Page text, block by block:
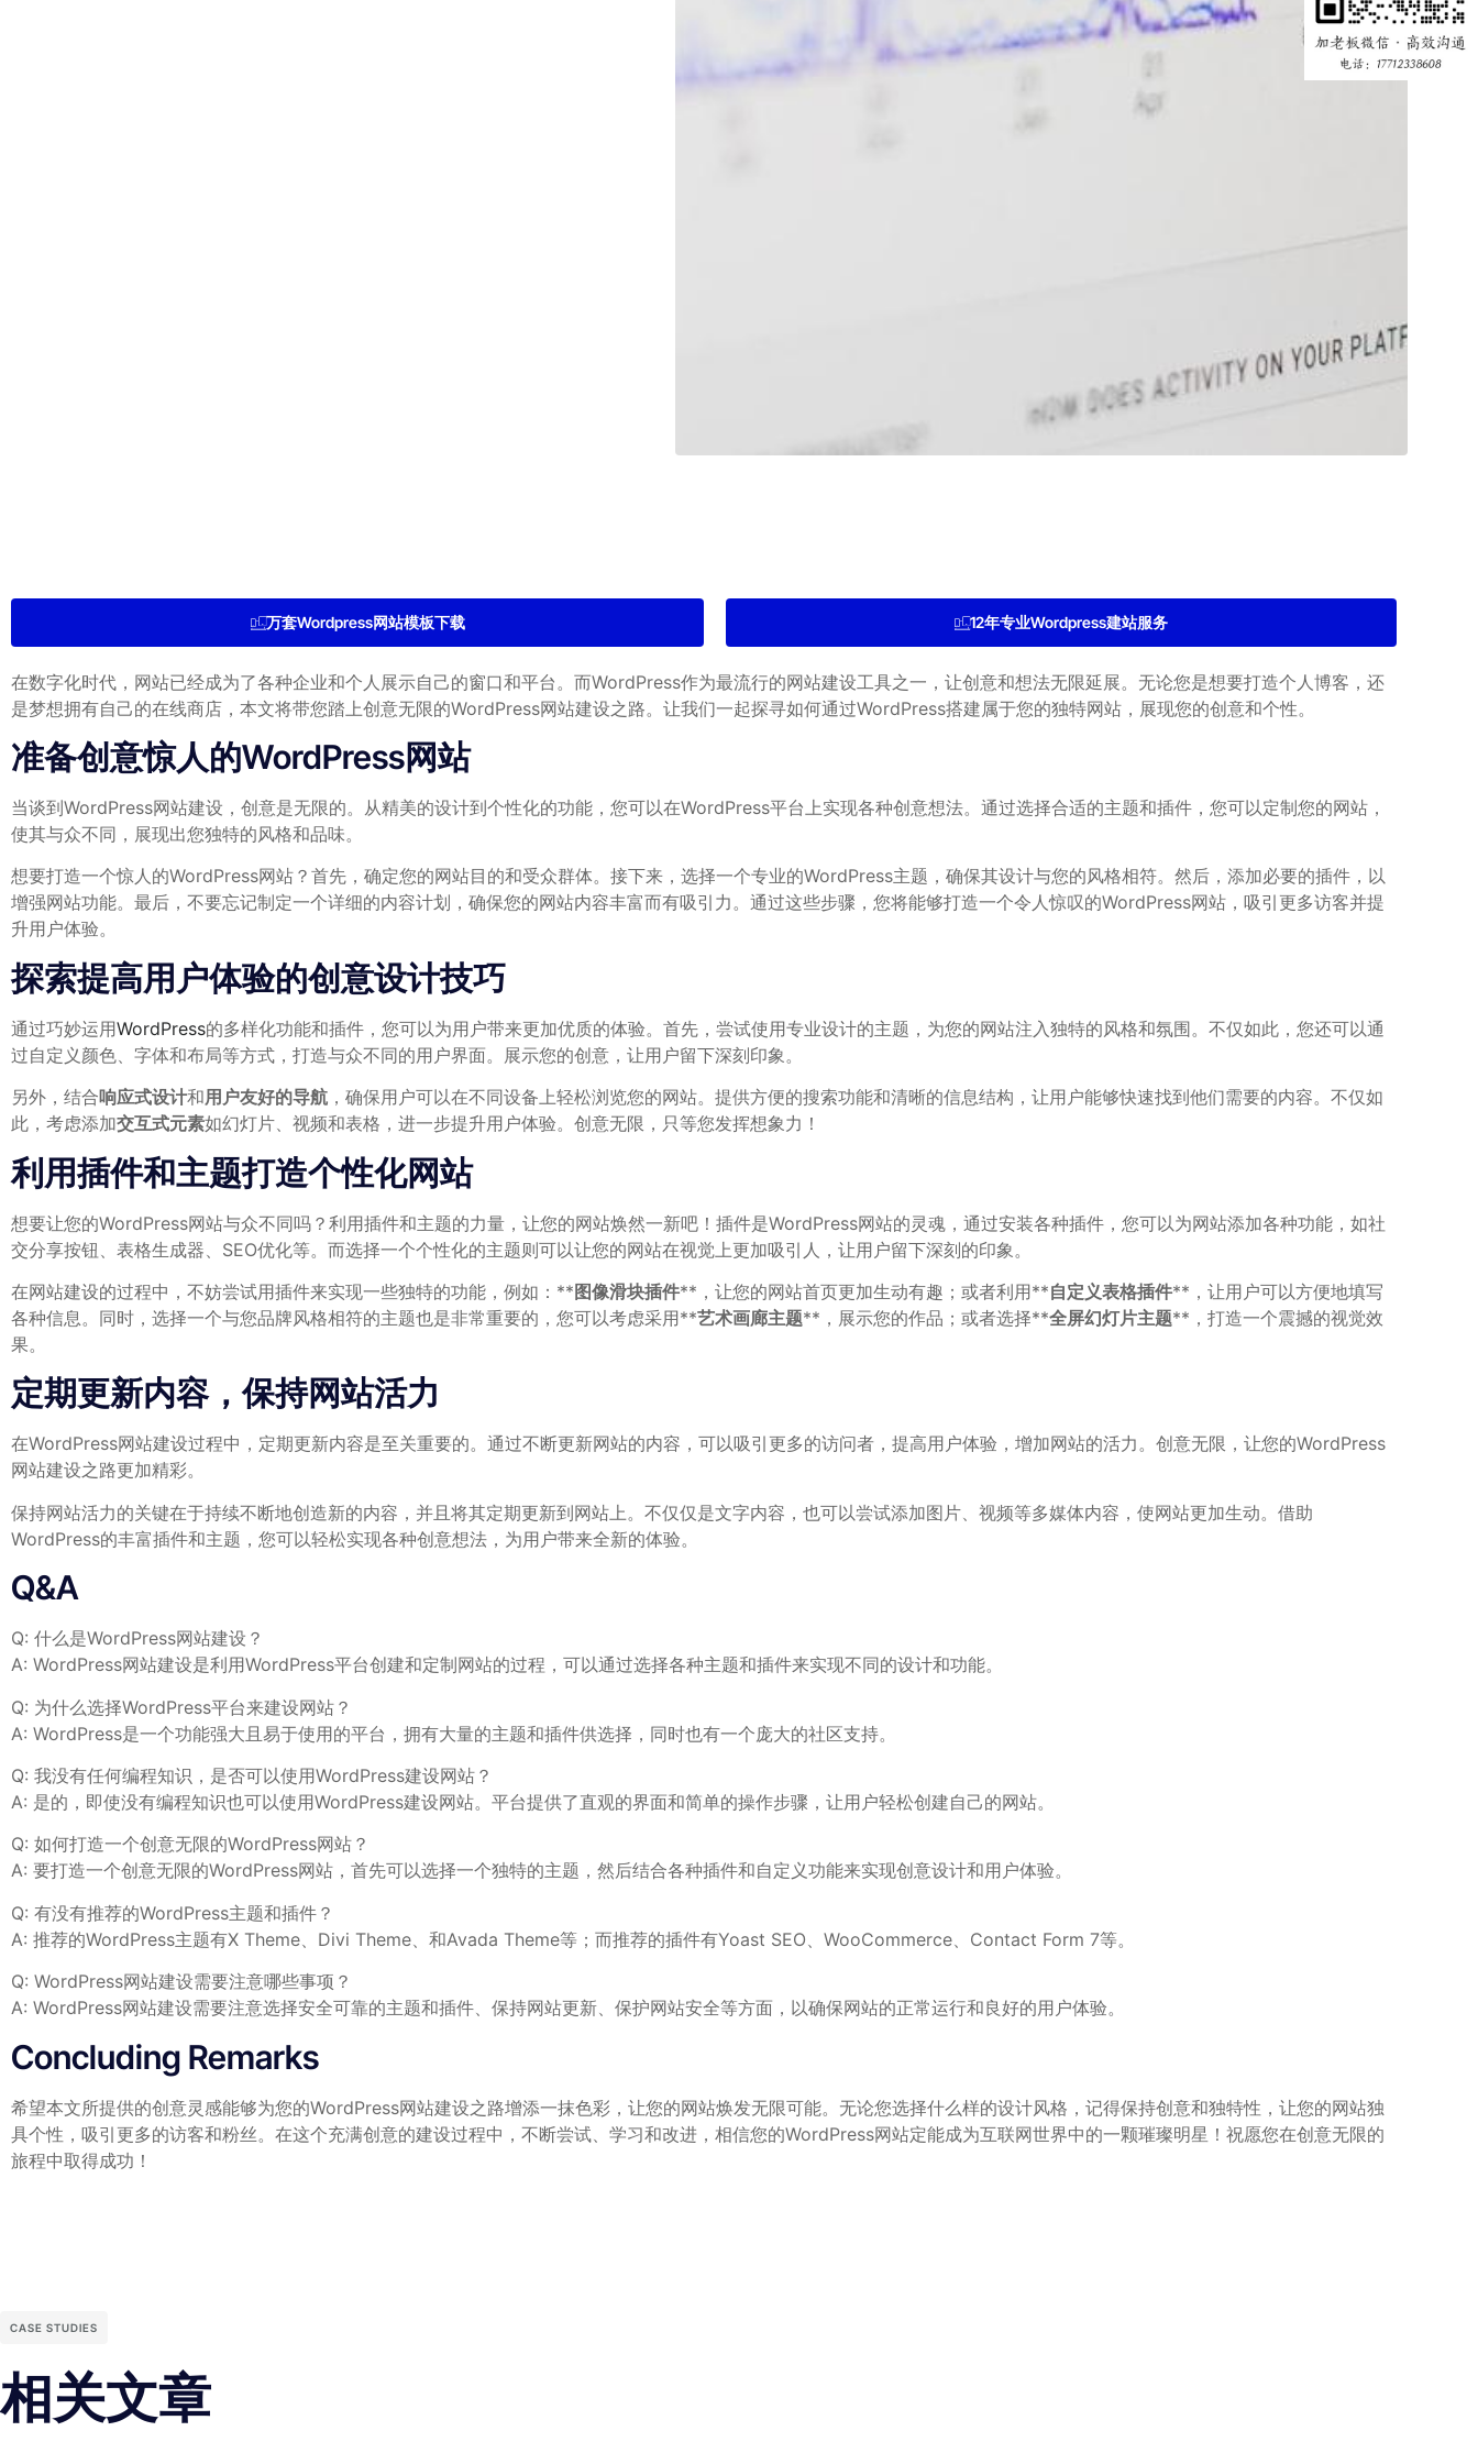
万套Wordpress网站模板下载 12年专业Wordpress建站服务
在数字化时代，网站已经成为了各种企业和个人展示自己的窗口和平台。而WordPress作为最流行的网站建设工具之一，让创意和想法无限延展。无论您是想要打造个人博客，还
是梦想拥有自己的在线商店，本文将带您踏上创意无限的WordPress网站建设之路。让我们一起探寻如何通过WordPress搭建属于您的独特网站，展现您的创意和个性。
准备创意惊人的WordPress网站
当谈到WordPress网站建设，创意是无限的。从精美的设计到个性化的功能，您可以在WordPress平台上实现各种创意想法。通过选择合适的主题和插件，您可以定制您的网站，
使其与众不同，展现出您独特的风格和品味。
想要打造一个惊人的WordPress网站？首先，确定您的网站目的和受众群体。接下来，选择一个专业的WordPress主题，确保其设计与您的风格相符。然后，添加必要的插件，以
增强网站功能。最后，不要忘记制定一个详细的内容计划，确保您的网站内容丰富而有吸引力。通过这些步骤，您将能够打造一个令人惊叹的WordPress网站，吸引更多访客并提
升用户体验。
探索提高用户体验的创意设计技巧
通过巧妙运用WordPress的多样化功能和插件，您可以为用户带来更加优质的体验。首先，尝试使用专业设计的主题，为您的网站注入独特的风格和氛围。不仅如此，您还可以通
过自定义颜色、字体和布局等方式，打造与众不同的用户界面。展示您的创意，让用户留下深刻印象。
另外，结合响应式设计和用户友好的导航 ，确保用户可以在不同设备上轻松浏览您的网站。提供方便的搜索功能和清晰的信息结构，让用户能够快速找到他们需要的内容。不仅如
此，考虑添加交互式元素如幻灯片、视频和表格，进一步提升用户体验。创意无限，只等您发挥想象力！
利用插件和主题打造个性化网站
想要让您的WordPress网站与众不同吗？利用插件和主题的力量，让您的网站焕然一新吧！插件是WordPress网站的灵魂，通过安装各种插件，您可以为网站添加各种功能，如社
交分享按钮、表格生成器、SEO优化等。而选择一个个性化的主题则可以让您的网站在视觉上更加吸引人，让用户留下深刻的印象。
在网站建设的过程中，不妨尝试用插件来实现一些独特的功能，例如：**图像滑块插件**，让您的网站首页更加生动有趣；或者利用**自定义表格插件**，让用户可以方便地填写
各种信息。同时，选择一个与您品牌风格相符的主题也是非常重要的，您可以考虑采用**艺术画廊主题**，展示您的作品；或者选择**全屏幻灯片主题**，打造一个震撼的视觉效
果。
定期更新内容，保持网站活力
在WordPress网站建设过程中，定期更新内容是至关重要的。通过不断更新网站的内容，可以吸引更多的访问者，提高用户体验，增加网站的活力。创意无限，让您的WordPress
网站建设之路更加精彩。
保持网站活力的关键在于持续不断地创造新的内容，并且将其定期更新到网站上。不仅仅是文字内容，也可以尝试添加图片、视频等多媒体内容，使网站更加生动。借助
WordPress的丰富插件和主题，您可以轻松实现各种创意想法，为用户带来全新的体验。
Q&A
Q: 什么是WordPress网站建设？
A:‍ WordPress网站建设是利用WordPress平台创建和定制网站的过程，可以通过选择各种主题和插件来实现不同的设计和功能。
Q: 为什么选择WordPress平台来建设网站？
A:‌ WordPress是一个功能强大且易于使用的平台，拥有大量的主题和插件供选择，同时也有一个庞大的社区支持。
Q:⁣ 我没有任何编程知识，是否可以使用WordPress建设网站？
A:⁣ 是的，即使没有编程知识也可以使用WordPress建设网站。平台提供了直观的界面和简单的操作步骤，让用户轻松创建自己的网站。
Q: ​如何打造一个创意无限的WordPress网站？
A: 要打造一个创意无限的WordPress网站，首先可以选择一个独特的主题，然后结合各种插件和自定义功能来实现创意设计和用户体验。
Q:⁢ 有没有推荐的WordPress主题和插件？
A: 推荐的WordPress主题有X Theme、Divi Theme、和Avada Theme等；而推荐的插件有Yoast SEO、WooCommerce、Contact Form⁢ 7等。
Q: WordPress网站建设需要注意哪些事项？
A: WordPress网站建设需要注意选择安全可靠的主题和插件、保持网站更新、保护网站安全等方面，以确保网站的正常运行和良好的用户体验。
Concluding ‌Remarks
希望本文所提供的创意灵感能够为您的WordPress网站建设之路增添一抹色彩，让您的网站焕发无限可能。无论您选择什么样的设计风格，记得保持创意和独特性，让您的网站独
具个性，吸引更多的访客和粉丝。在这个充满创意的建设过程中，不断尝试、学习和改进，相信您的WordPress网站定能成为互联网世界中的一颗璀璨明星！祝愿您在创意无限的
旅程中取得成功！
CASE STUDIES
相关文章